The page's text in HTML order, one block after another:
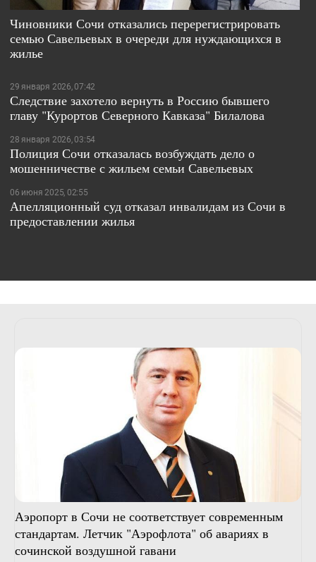
Чиновники Сочи отказались перерегистрировать
семью Савельевых в очереди для нуждающихся в
жилье
29 января 2026, 07:42
Следствие захотело вернуть в Россию бывшего
главу "Курортов Северного Кавказа" Билалова
28 января 2026, 03:54
Полиция Сочи отказалась возбуждать дело о
мошенничестве с жильем семьи Савельевых
06 июня 2025, 02:55
Апелляционный суд отказал инвалидам из Сочи в
предоставлении жилья
Аэропорт в Сочи не соответствует современным
стандартам. Летчик "Аэрофлота" об авариях в
сочинской воздушной гавани